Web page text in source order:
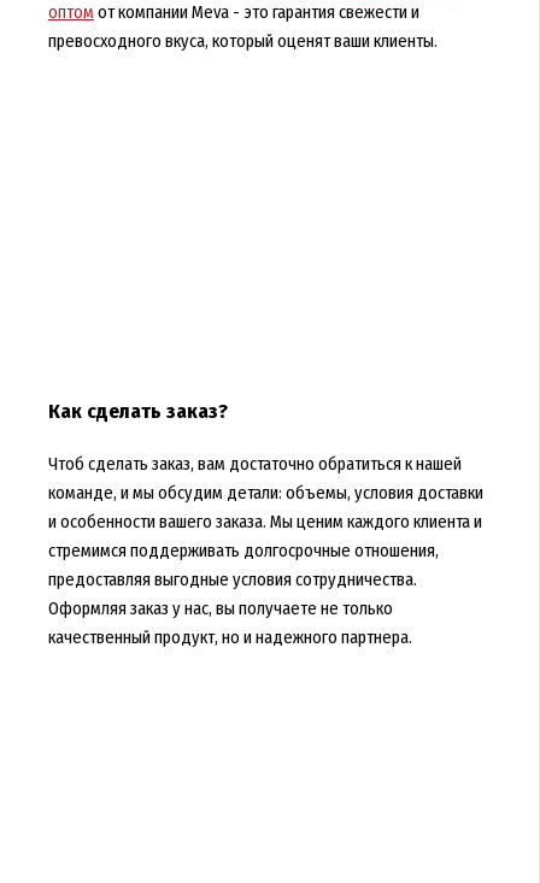
оптом от компании Meva - это гарантия свежести и
превосходного вкуса, который оценят ваши клиенты.
Как сделать заказ?
Чтоб сделать заказ, вам достаточно обратиться к нашей
команде, и мы обсудим детали: объемы, условия доставки
и особенности вашего заказа. Мы ценим каждого клиента и
стремимся поддерживать долгосрочные отношения,
предоставляя выгодные условия сотрудничества.
Оформляя заказ у нас, вы получаете не только
качественный продукт, но и надежного партнера.